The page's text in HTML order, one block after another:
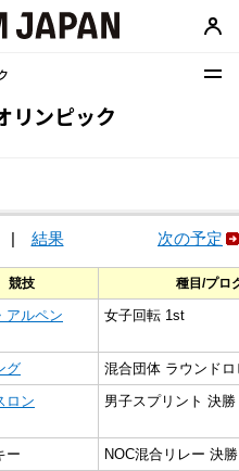
リンピック
| 結果 次の予定
競技 種目/プロ
アルペン 女子回転 1st
グ
混合団体 ラウンドロ
ロン 男子スプリント 決勝
ー
NOC混合リレー 決勝